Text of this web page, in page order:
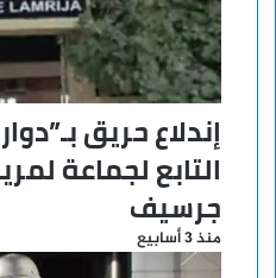
إندلاع حريق
التابع لجماعة
جرسيف
منذ 3 أسابيع